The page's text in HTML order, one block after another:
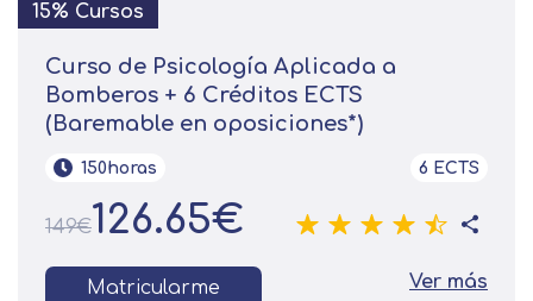
15% Cursos
Curso de Psicología Aplicada a
Bomberos + 6 Créditos ECTS
(Baremable en oposiciones*)
150horas 6 ECTS
149€126.65€
Matricularme Ver más